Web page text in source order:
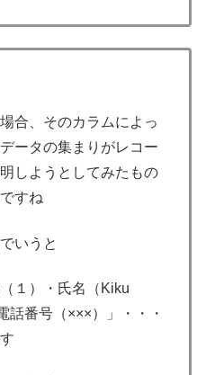
合、そのカラムによっ
ータの集まりがレコー
しようとしてみたもの
すね
いうと
１）・氏名（Kiku
話番号（×××）」・・・